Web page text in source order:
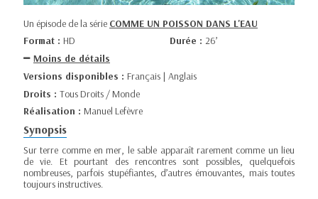
Un épisode de la série COMME UN POISSON DANS L'EAU
Format : HD Durée : 26’
Moins de détails
Versions disponibles : Français | Anglais
Droits : Tous Droits / Monde
Réalisation : Manuel Lefèvre
Synopsis
Sur terre comme en mer, le sable apparaît rarement comme un lieu
de vie. Et pourtant des rencontres sont possibles, quelquefois
nombreuses, parfois stupéfiantes, d’autres émouvantes, mais toutes
toujours instructives.